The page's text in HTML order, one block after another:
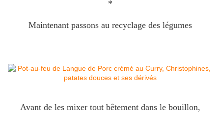
*
Maintenant passons au recyclage des légumes
Avant de les mixer tout bêtement dans le bouillon,